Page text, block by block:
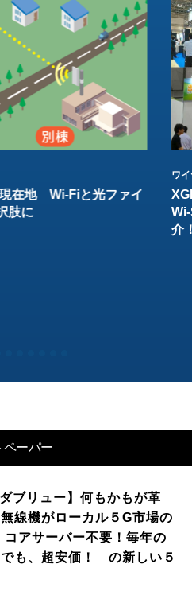
在地 Wi-Fiと光ファイ
肢に
ワ
介
ペーパー
ブリュー】何もかもが革
線機がローカル５G市場の
アサーバー不要！毎年の
も、超安価！ の新しい５